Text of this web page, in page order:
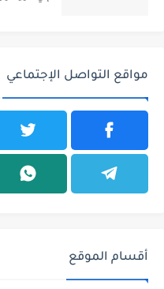
مواقع التواصل الإجتماعي
أقسام الموقع